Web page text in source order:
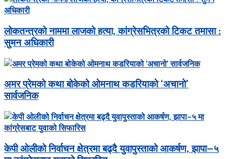
लोकतन्त्रको नाममा लाजको हत्या, कांग्रेसभित्रको टिकट तमासा :
सुमन अधिकारी
अमर प्रेमको कथा बोकेको ओमनाथ कडरियाको ‘अचानो’
सार्वजनिक
केपी ओलीको निर्वाचन क्षेत्रमा बढ्दै युवापुस्ताको आकर्षण, झापा–५